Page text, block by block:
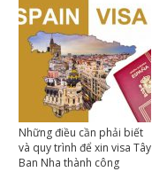
Những điều cần phải biết
và quy trình để xin visa Tây
Ban Nha thành công